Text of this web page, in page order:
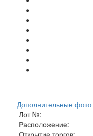
Дополнительные фото
Лот №:
Расположение:
Открытие торгов: